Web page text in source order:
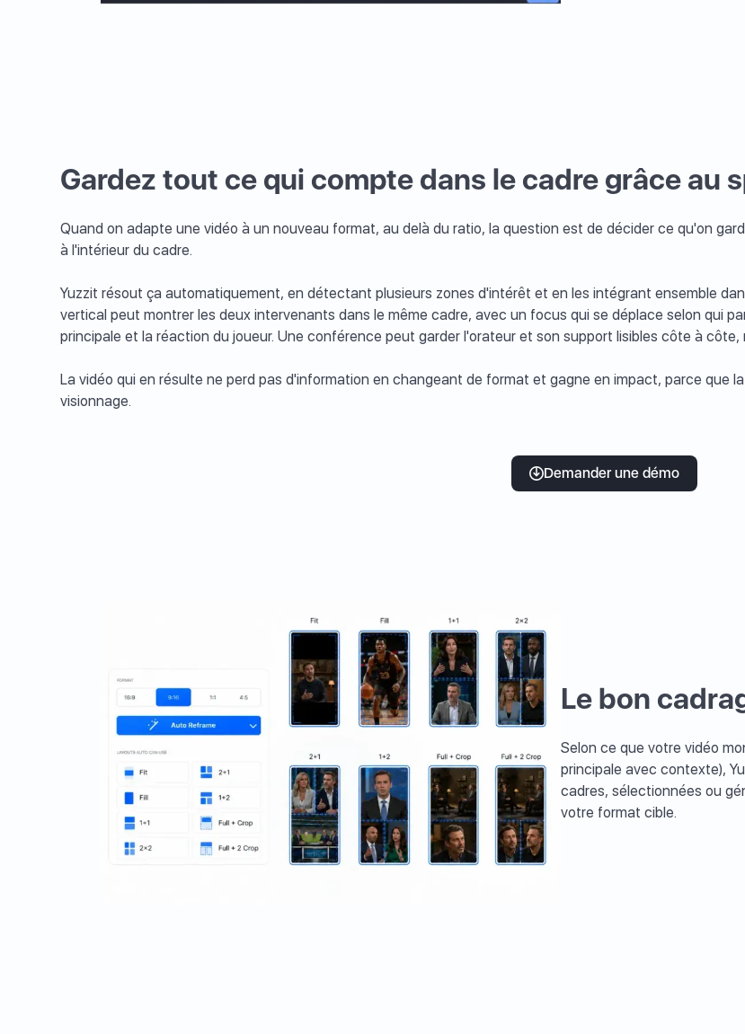
Gardez tout ce qui compte dans le cadre grâce au
Quand on adapte une vidéo à un nouveau format, au delà du ratio, la question est de décider ce qu'on
à l'intérieur du cadre.
Yuzzit résout ça automatiquement, en détectant plusieurs zones d'intérêt et en les intégrant ensemble
vertical peut montrer les deux intervenants dans le même cadre, avec un focus qui se déplace selon qui
principale et la réaction du joueur. Une conférence peut garder l'orateur et son support lisibles côte à côte,
La vidéo qui en résulte ne perd pas d'information en changeant de format et gagne en impact, parce que
visionnage.
Demander une démo
Le bon
Selon ce que votre vidéo
principale avec contexte),
cadres, sélectionnées ou
votre format cible.